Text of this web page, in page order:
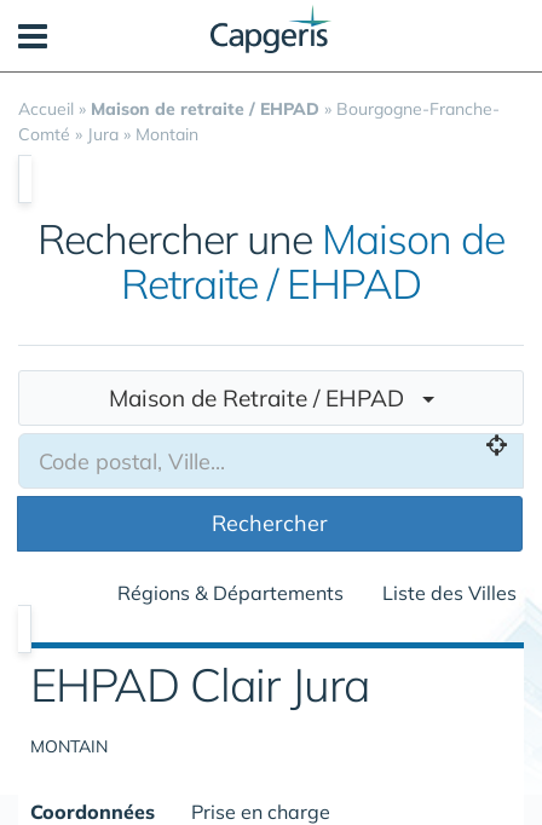
Accueil » Maison de retraite / EHPAD » Bourgogne-Franche-
Comté » Jura » Montain
Rechercher une Maison de
Retraite / EHPAD
Maison de Retraite / EHPAD
Rechercher
Régions & Départements Liste des Villes
EHPAD Clair Jura
MONTAIN
Coordonnées
Prise en charge